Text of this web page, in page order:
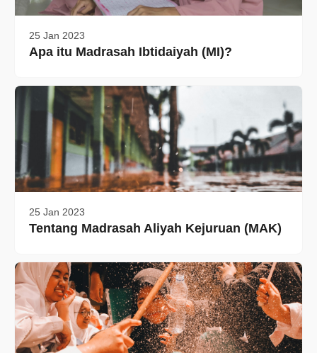
25 Jan 2023
Apa itu Madrasah Ibtidaiyah (MI)?
25 Jan 2023
Tentang Madrasah Aliyah Kejuruan (MAK)